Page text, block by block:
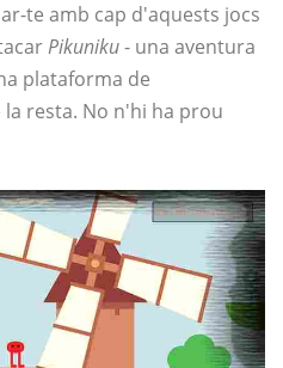
te amb cap d'aquests jocs
Pikuniku- una aventura
plataforma de
resta. No n'hi ha prou